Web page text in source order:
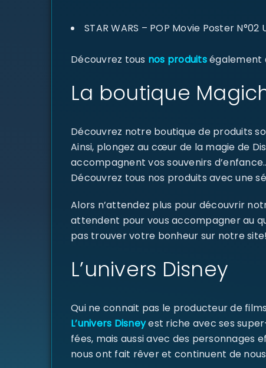
STAR WARS – POP Movie Poster N°02
Découvrez tous nos produitségalement
La boutique
Découvrez notre boutique de produits
Ainsi, plongez au cœur de la magie de
accompagnent vos souvenirs
Découvrez tous nos produits avec une
Alors n’attendez plus pour découvrir
attendent pour vous accompagner au
pas trouver votre bonheur sur notre site!
L’univers Disney
Qui ne connait pas le producteur de
L’univers Disneyest riche avec ses
fées, mais aussi avec des personnages
nous ont fait rêver et continuent de